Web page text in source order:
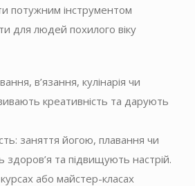
потужним інструментом
для людей похилого віку
в’язання, кулінарія чи
креативність та дарують
заняття йогою, плавання чи
здоров’я та підвищують настрій.
або майстер-класах